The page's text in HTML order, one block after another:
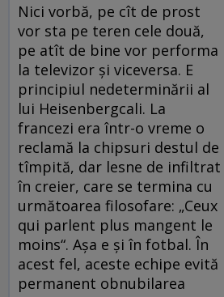
Nici vorbă, pe cît de prost
vor sta pe teren cele două,
pe atît de bine vor performa
la televizor şi viceversa. E
principiul nedeterminării al
lui Heisenbergcali. La
francezi era într-o vreme o
reclamă la chipsuri destul de
tîmpită, dar lesne de infiltrat
în creier, care se termina cu
următoarea filosofare: „Ceux
qui parlent plus mangent le
moins“. Aşa e şi în fotbal. În
acest fel, aceste echipe evită
permanent obnubilarea